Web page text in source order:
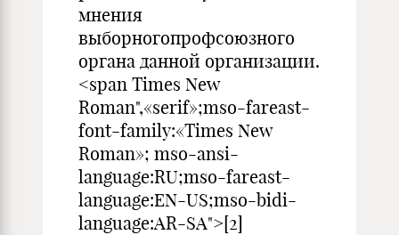
мнения
выборногопрофсоюзного
органа данной организации.
<span Times New
Roman",«serif»;mso-fareast-
font-family:«Times New
Roman»; mso-ansi-
language:RU;mso-fareast-
language:EN-US;mso-bidi-
language:AR-SA">[2]